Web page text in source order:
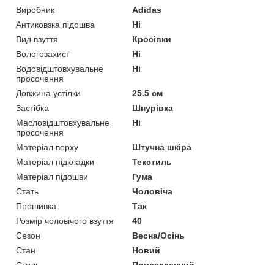
Виробник
Adidas
Антиковзка підошва
Ні
Вид взуття
Кросівки
Вологозахист
Ні
Водовідштовхувальне
просочення
Ні
Довжина устілки
25.5 см
Застібка
Шнурівка
Масловідштовхувальне
просочення
Ні
Матеріал верху
Штучна шкіра
Матеріал підкладки
Текстиль
Матеріал підошви
Гума
Стать
Чоловіча
Прошивка
Так
Розмір чоловічого взуття
40
Сезон
Весна/Осінь
Стан
Новий